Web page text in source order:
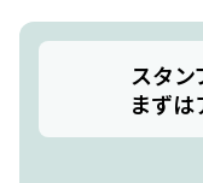
スタン
まず